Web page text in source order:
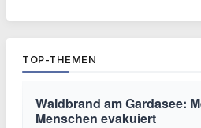
TOP-THEMEN
Waldbrand am Gardasee:
Menschen evakuiert